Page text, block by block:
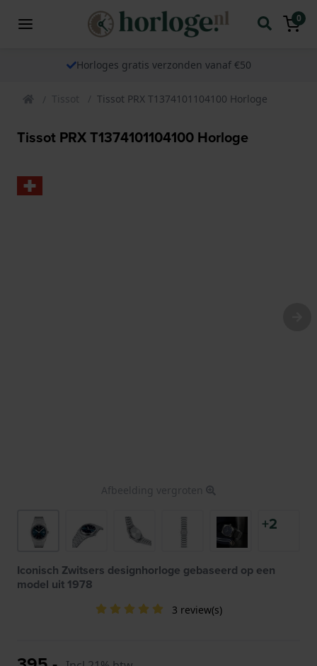
0
Horloges gratis verzonden vanaf €50
Tissot Tissot PRX T1374101104100 Horloge
Tissot PRX T1374101104100 Horloge
Afbeelding vergroten
+2
Iconisch Zwitsers designhorloge gebaseerd op een
model uit 1978
3 review(s)